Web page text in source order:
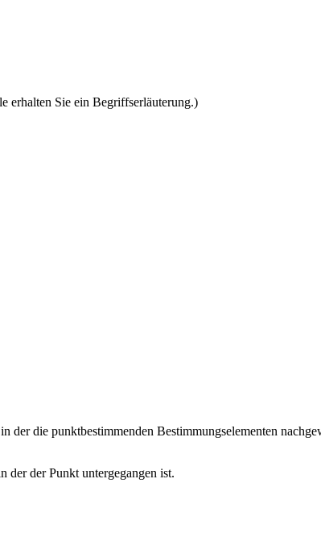
erhalten Sie ein Begriffserläuterung.)
die punktbestimmenden Bestimmungselementen
der der Punkt untergegangen ist.